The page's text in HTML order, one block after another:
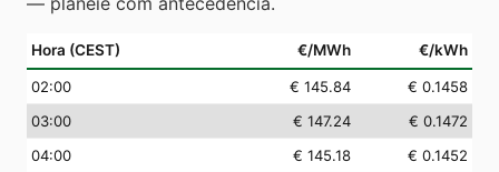
Hora (CEST) €/MWh €/kWh
02:00 € 145.84
€ 0.1458
03:00 € 147.24
€ 0.1472
04:00 € 145.18
€ 0.1452